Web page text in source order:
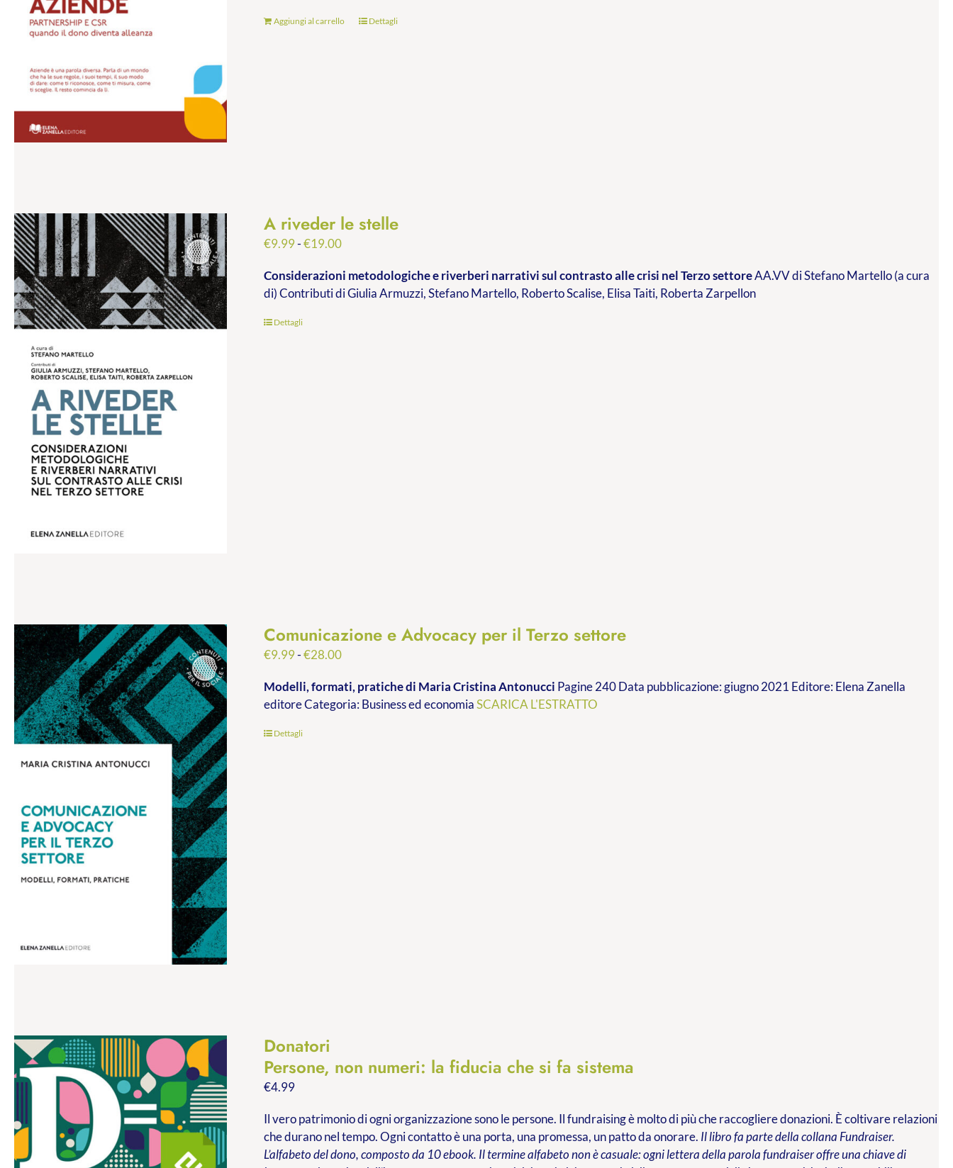
Aggiungi al carrello Dettagli
A riveder le stelle
€9.99-€19.00Fascia
prezzo:
da
Considerazioni metodologiche e riverberi narrativi sul contrasto alle crisi nel Terzo settoreAA.VV di Stefano Martello (a cura
di) Contributi di Giulia Armuzzi, Stefano Martello, Roberto Scalise, Elisa Taiti, Roberta Zarpellon
Dettagli
Comunicazione e Advocacy per il Terzo settore
€9.99-€28.00Fascia
prezzo:
da
Modelli, formati, pratichedi Maria Cristina Antonucci Pagine 240 Data pubblicazione: giugno 2021 Editore: Elena Zanella
editore Categoria: Business ed economiaSCARICA L'ESTRATTO
Dettagli
Donatori
Persone, non numeri: la fiducia che si fa sistema
€4.99
Il vero patrimonio di ogni organizzazione sono le persone. Il fundraising è molto di più che raccogliere donazioni. È coltivare relazioni
che durano nel tempo. Ogni contatto è una porta, una promessa, un patto da onorare. Il libro fa parte della collana Fundraiser.
L’alfabeto del dono, composto da 10 ebook. Il termine alfabeto non è casuale: ogni lettera della parola fundraiser offre una chiave di